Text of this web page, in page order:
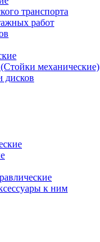
транспорта
работ
механические)
дисков
к ним